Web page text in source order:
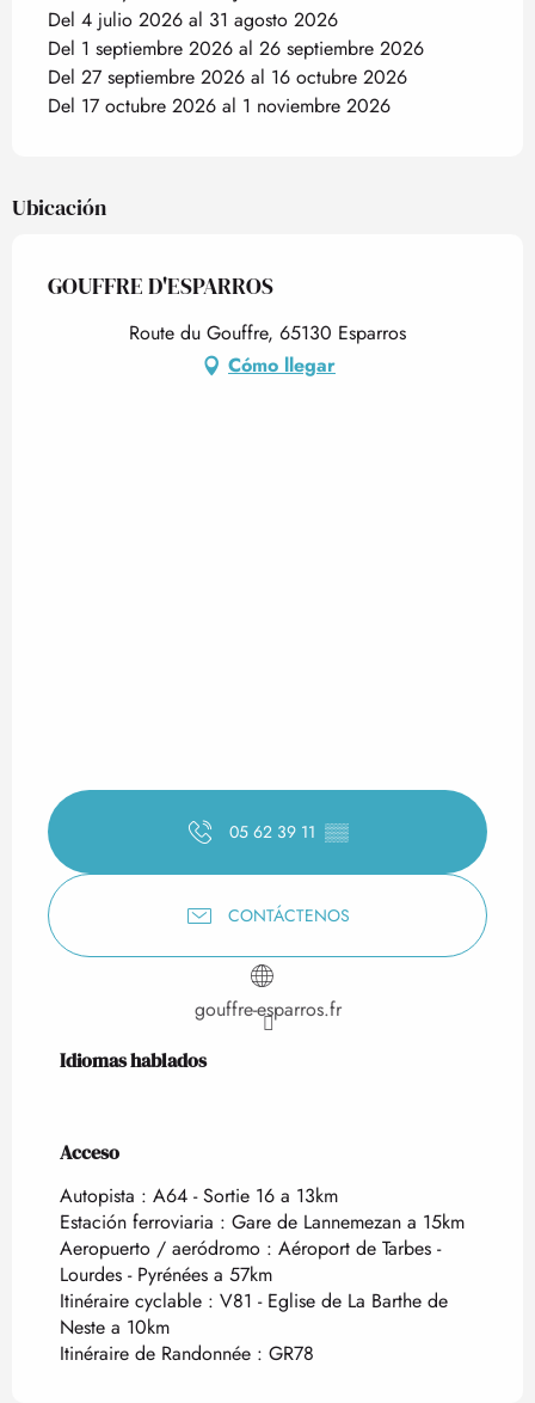
Del 4 julio 2026 al 31 agosto 2026
Del 1 septiembre 2026 al 26 septiembre 2026
Del 27 septiembre 2026 al 16 octubre 2026
Del 17 octubre 2026 al 1 noviembre 2026
Ubicación
GOUFFRE D'ESPARROS
Route du Gouffre, 65130 Esparros
Cómo llegar
05 62 39 11 ▒▒
CONTÁCTENOS
gouffre-esparros.fr
Idiomas hablados
Idiomas hablados
Acceso
Acceso
Autopista : A64 - Sortie 16 a 13km
Estación ferroviaria : Gare de Lannemezan a 15km
Aeropuerto / aeródromo : Aéroport de Tarbes -
Lourdes - Pyrénées a 57km
Itinéraire cyclable : V81 - Eglise de La Barthe de
Neste a 10km
Itinéraire de Randonnée : GR78